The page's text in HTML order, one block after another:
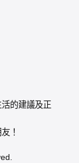
的建議及正
！